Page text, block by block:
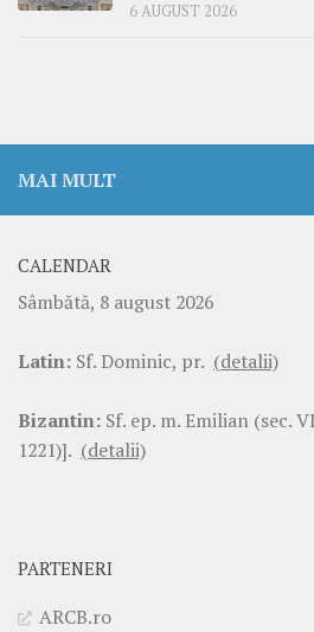
6 AUGUST 2026
MAI MULT
CALENDAR
Sâmbătă, 8 august 2026
Latin: Sf. Dominic, pr. (detalii)
Bizantin: Sf. ep. m. Emilian (sec.
1221)]. (detalii)
PARTENERI
ARCB.ro